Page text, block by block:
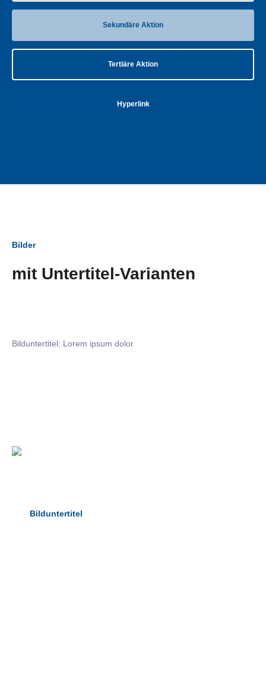
Sekundäre Aktion
Tertiäre Aktion
Hyperlink
Bilder
mit Untertitel-Varianten
Bilduntertitel: Lorem ipsum dolor
Bilduntertitel